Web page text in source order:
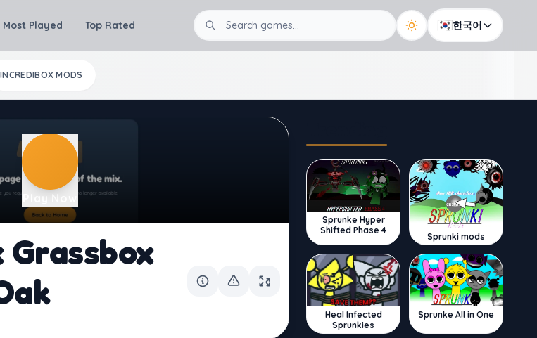
Most Played Top Rated 🇰🇷한국어
INCREDIBOX MODS
Play Now
Grassbox
Sprunke Hyper
Shifted Phase 4
Sprunki mods
Heal Infected
Sprunkies
Sprunke All in One